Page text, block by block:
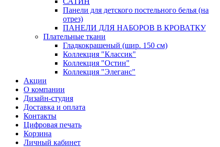
Панели для детского постельного белья (на
отрез)
ПАНЕЛИ ДЛЯ НАБОРОВ В КРОВАТКУ
Плательные ткани
Гладкокрашеный (шир. 150 см)
Коллекция "Классик"
Коллекция "Остин"
Коллекция "Элеганс"
Акции
О компании
Дизайн-студия
Доставка и оплата
Контакты
Цифровая печать
Корзина
Личный кабинет